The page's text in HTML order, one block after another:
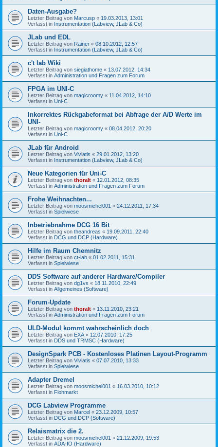
Daten-Ausgabe?
Letzter Beitrag von Marcusp « 19.03.2013, 13:01
Verfasst in Instrumentation (Labview, JLab & Co)
JLab und EDL
Letzter Beitrag von Rainer « 08.10.2012, 12:57
Verfasst in Instrumentation (Labview, JLab & Co)
c't lab Wiki
Letzter Beitrag von siegiathome « 13.07.2012, 14:34
Verfasst in Administration und Fragen zum Forum
FPGA im UNI-C
Letzter Beitrag von magicroomy « 11.04.2012, 14:10
Verfasst in Uni-C
Inkorrektes Rückgabeformat bei Abfrage der A/D Werte im
UNI-
Letzter Beitrag von magicroomy « 08.04.2012, 20:20
Verfasst in Uni-C
JLab für Android
Letzter Beitrag von Viviatis « 29.01.2012, 13:20
Verfasst in Instrumentation (Labview, JLab & Co)
Neue Kategorien für Uni-C
Letzter Beitrag von thoralt « 12.01.2012, 08:35
Verfasst in Administration und Fragen zum Forum
Frohe Weihnachten...
Letzter Beitrag von moosmichel001 « 24.12.2011, 17:34
Verfasst in Spielwiese
Inbetriebnahme DCG 16 Bit
Letzter Beitrag von theandreas « 19.09.2011, 22:40
Verfasst in DCG und DCP (Hardware)
Hilfe im Raum Chemnitz
Letzter Beitrag von ct-lab « 01.02.2011, 15:31
Verfasst in Spielwiese
DDS Software auf anderer Hardware/Compiler
Letzter Beitrag von dg1vs « 18.11.2010, 22:49
Verfasst in Allgemeines (Software)
Forum-Update
Letzter Beitrag von thoralt « 13.11.2010, 23:21
Verfasst in Administration und Fragen zum Forum
ULD-Modul kommt wahrscheinlich doch
Letzter Beitrag von EXA « 12.07.2010, 17:25
Verfasst in DDS und TRMSC (Hardware)
DesignSpark PCB - Kostenloses Platinen Layout-Programm
Letzter Beitrag von Viviatis « 07.07.2010, 13:33
Verfasst in Spielwiese
Adapter Dremel
Letzter Beitrag von moosmichel001 « 16.03.2010, 10:12
Verfasst in Flohmarkt
DCG Labview Programme
Letzter Beitrag von Marcel « 23.12.2009, 10:57
Verfasst in DCG und DCP (Software)
Relaismatrix die 2.
Letzter Beitrag von moosmichel001 « 21.12.2009, 19:53
Verfasst in ADA-IO (Hardware)